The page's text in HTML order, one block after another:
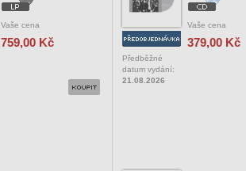
Vaše cena
759,00 Kč
Předběžné
datum vydání:
21.08.2026
Vaše cena
379,00 Kč